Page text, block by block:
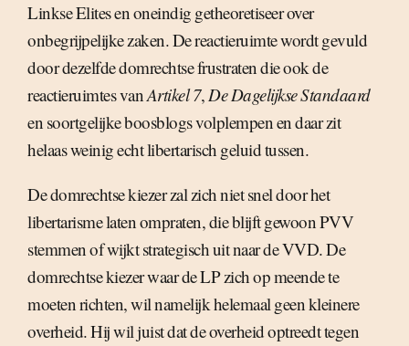
Linkse Elites en oneindig getheoretiseer over
onbegrijpelijke zaken. De reactieruimte wordt gevuld
door dezelfde domrechtse frustraten die ook de
reactieruimtes vanArtikel 7,De Dagelijkse Standaard
en soortgelijke boosblogs volplempen en daar zit
helaas weinig echt libertarisch geluid tussen.
De domrechtse kiezer zal zich niet snel door het
libertarisme laten ompraten, die blijft gewoon PVV
stemmen of wijkt strategisch uit naar de VVD. De
domrechtse kiezer waar de LP zich op meende te
moeten richten, wil namelijk helemaal geen kleinere
overheid. Hij wil juist dat de overheid optreedt tegen